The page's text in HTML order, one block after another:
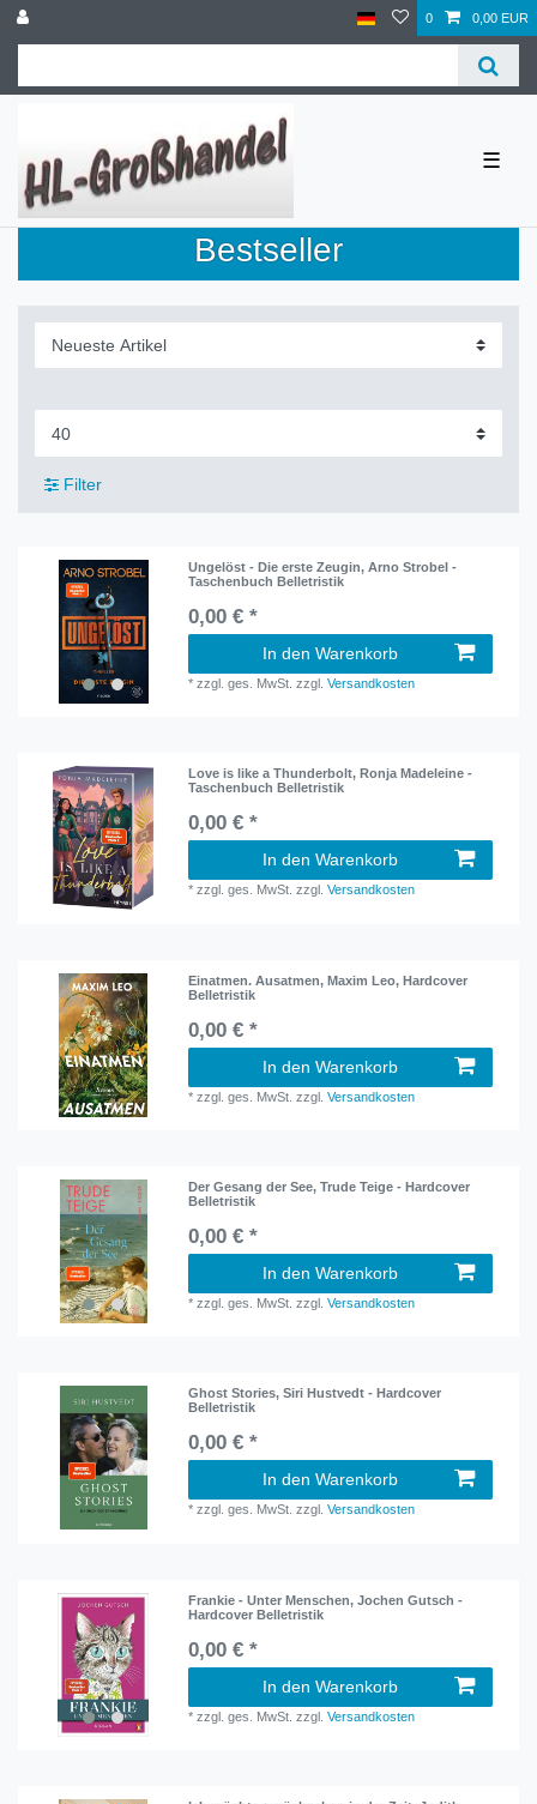
0 0,00 EUR
☰
Bestseller
Filter
Ungelöst - Die erste Zeugin, Arno Strobel -
Taschenbuch Belletristik
0,00 € *
In den Warenkorb
*zzgl. ges. MwSt. zzgl.Versandkosten
Love is like a Thunderbolt, Ronja Madeleine -
Taschenbuch Belletristik
0,00 € *
In den Warenkorb
*zzgl. ges. MwSt. zzgl.Versandkosten
Einatmen. Ausatmen, Maxim Leo, Hardcover
Belletristik
0,00 € *
In den Warenkorb
*zzgl. ges. MwSt. zzgl.Versandkosten
Der Gesang der See, Trude Teige - Hardcover
Belletristik
0,00 € *
In den Warenkorb
*zzgl. ges. MwSt. zzgl.Versandkosten
Ghost Stories, Siri Hustvedt - Hardcover
Belletristik
0,00 € *
In den Warenkorb
*zzgl. ges. MwSt. zzgl.Versandkosten
Frankie - Unter Menschen, Jochen Gutsch -
Hardcover Belletristik
0,00 € *
In den Warenkorb
*zzgl. ges. MwSt. zzgl.Versandkosten